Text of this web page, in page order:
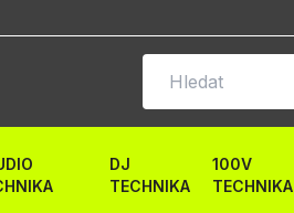
DJ
TECHNIKA
100V
TECHNIKA